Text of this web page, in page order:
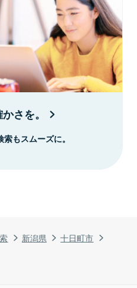
新潟県
十日町市
さを。
もスムーズに。